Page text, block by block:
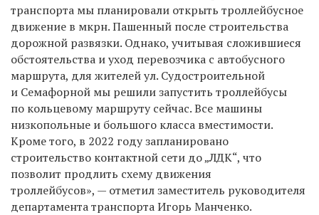
транспорта мы планировали открыть троллейбусное
движение в мкрн. Пашенный после строительства
дорожной развязки. Однако, учитывая сложившиеся
обстоятельства и уход перевозчика с автобусного
маршрута, для жителей ул. Судостроительной
и Семафорной мы решили запустить троллейбусы
по кольцевому маршруту сейчас. Все машины
низкопольные и большого класса вместимости.
Кроме того, в 2022 году запланировано
строительство контактной сети до „ЛДК“, что
позволит продлить схему движения
троллейбусов», — отметил заместитель руководителя
департамента транспорта Игорь Манченко.